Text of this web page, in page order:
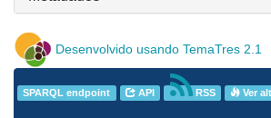
Desenvolvido usando TemaTres 2.1
SPARQL endpoint API RSS Ver